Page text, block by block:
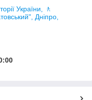
України, 🚶
Дніпро,